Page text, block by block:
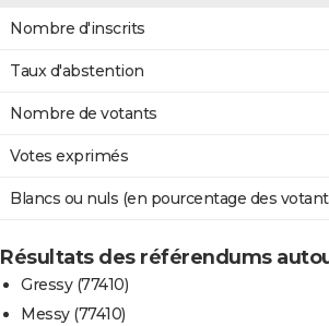
Nombre d'inscrits
Taux d'abstention
Nombre de votants
Votes exprimés
Blancs ou nuls (en pourcentage des
Résultats des référendums
Gressy (77410)
Messy (77410)